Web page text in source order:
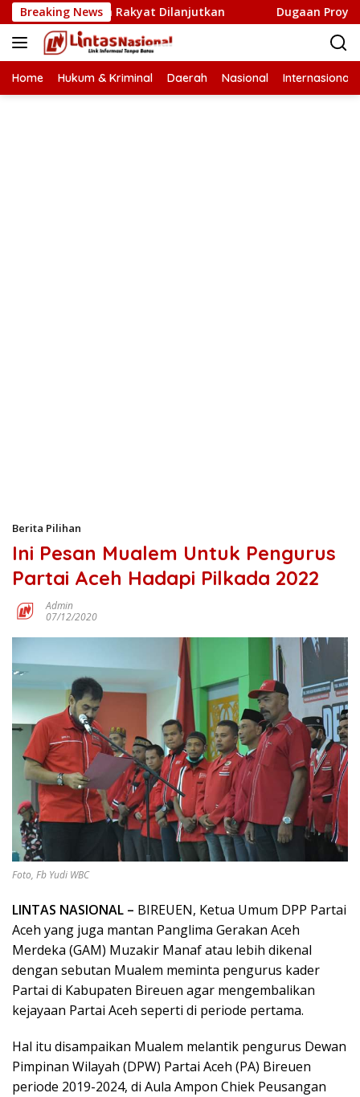
Langsung
ke
konten
Breaking News
Sawah Rakyat Dilanjutkan Dugaan Proyek
Home Hukum & Kriminal Daerah Nasional Internasional
Berita Pilihan
Ini Pesan Mualem Untuk Pengurus
Partai Aceh Hadapi Pilkada 2022
Admin
07/12/2020
Foto, Fb Yudi WBC
LINTAS NASIONAL – BIREUEN, Ketua Umum DPP Partai
Aceh yang juga mantan Panglima Gerakan Aceh
Merdeka (GAM) Muzakir Manaf atau lebih dikenal
dengan sebutan Mualem meminta pengurus kader
Partai di Kabupaten Bireuen agar mengembalikan
kejayaan Partai Aceh seperti di periode pertama.
Hal itu disampaikan Mualem melantik pengurus Dewan
Pimpinan Wilayah (DPW) Partai Aceh (PA) Bireuen
periode 2019-2024, di Aula Ampon Chiek Peusangan